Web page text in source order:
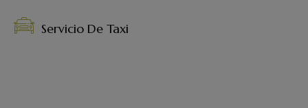
Servicio De Taxi